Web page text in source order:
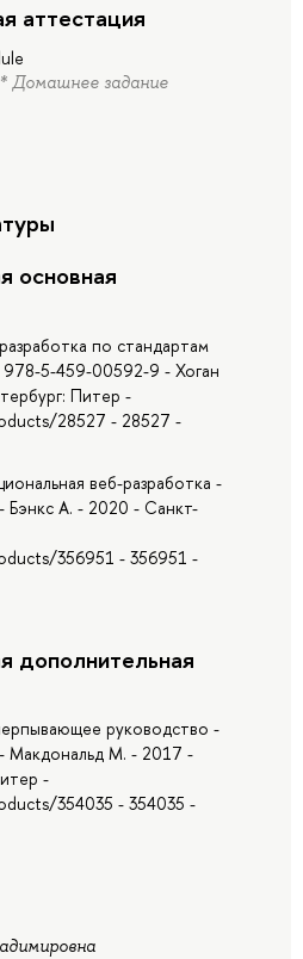
аттестация
Домашнее задание
основная
по стандартам
5-459-00592-9 - Хоган
Питер -
28527 - 28527 -
веб-разработка -
А. - 2020 - Санкт-
356951 - 356951 -
дополнительная
руководство -
Макдональд М. - 2017 -
-
354035 - 354035 -